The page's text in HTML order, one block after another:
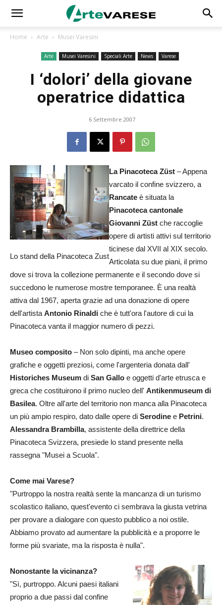
Home Arte Musei Varesini
Arte Musei Varesini Speciali Arte News Varese
I ‘dolori’ della giovane
operatrice didattica
6 Settembre 2007
Lo stand della Pinacoteca Zust
La Pinacoteca Züst – Appena
varcato il confine svizzero, a
Rancate è situata la
Pinacoteca cantonale
Giovanni Züst che raccoglie
opere di artisti attivi sul territorio
ticinese dal XVII al XIX secolo.
Articolata su due piani, il primo
dove si trova la collezione permanente e il secondo dove si
succedono le numerose mostre temporanee. È una realtà
attiva dal 1967, aperta grazie ad una donazione di opere
dell'artista Antonio Rinaldi che è tutt'ora l'autore di cui la
Pinacoteca vanta il maggior numero di pezzi.
Museo composito – Non solo dipinti, ma anche opere
grafiche e oggetti preziosi, come l'argenteria donata dall'
Historiches Museum di San Gallo e oggetti d'arte etrusca e
greca che costituirono il primo nucleo dell' Antikenmuseum di
Basilea. Oltre all'arte del territorio non manca alla Pinacoteca
un più ampio respiro, dato dalle opere di Serodine e Petrini.
Alessandra Brambilla, assistente della direttrice della
Pinacoteca Svizzera, presiede lo stand presente nella
rassegna "Musei a Scuola".
Come mai Varese?
"Purtroppo la nostra realtà sente la mancanza di un turismo
scolastico italiano, quest'evento ci sembrava la giusta vetrina
per provare a dialogare con questo pubblico a noi ostile.
Abbiamo provato ad aumentare la pubblicità e a proporre le
forme più svariate, ma la risposta è nulla".
Nonostante la vicinanza?
"Sì, purtroppo. Alcuni paesi italiani
proprio a due passi dal confine